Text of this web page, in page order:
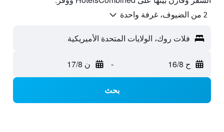
2 من الضيوف، غرفة واحدة
فلات روك، الولايات المتحدة الأميريكية
ح 16/8 - ن 17/8
بحث